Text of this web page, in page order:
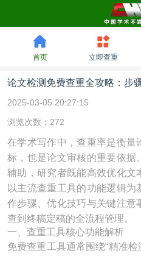
首页 立即查重
论文检测免费查重全攻略：步
2025-03-05 20:27:15
浏览次数：272
在学术写作中，查重率是衡量
标，也是论文审核的重要依据
辅助，研究者既能高效优化文
以主流查重工具的功能逻辑
作步骤、优化技巧与关键注意
查到终稿定稿的全流程管理。
一、查重工具核心功能解析
免费查重工具通常围绕“精准